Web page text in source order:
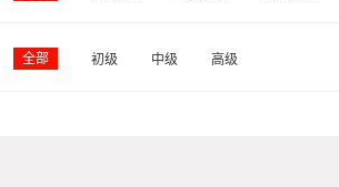
全部 初级 中级 高级